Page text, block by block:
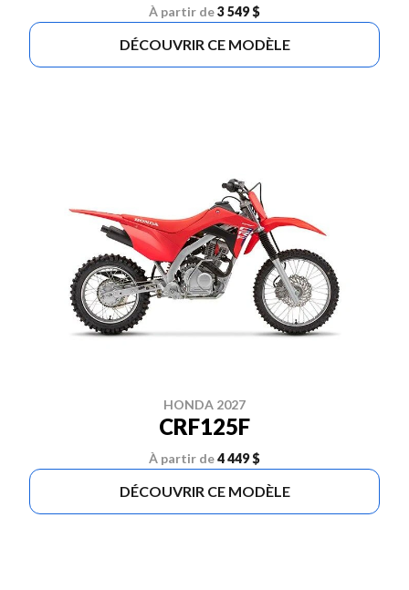
À partir de3 549 $
DÉCOUVRIR CE MODÈLE
HONDA 2027
CRF125F
À partir de4 449 $
DÉCOUVRIR CE MODÈLE